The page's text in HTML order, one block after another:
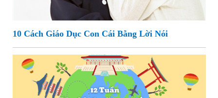
10 Cách Giáo Dục Con Cái Bằng Lời Nói